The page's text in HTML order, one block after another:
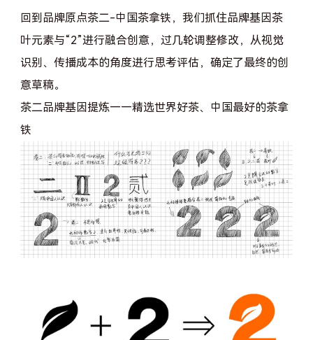
回到品牌原点茶二-中国茶拿铁，我们抓住品牌基因茶
叶元素与“2”进行融合创意，过几轮调整修改，从视觉
识别、传播成本的角度进行思考评估，确定了最终的创
意草稿。
茶二品牌基因提炼——精选世界好茶、中国最好的茶拿
铁